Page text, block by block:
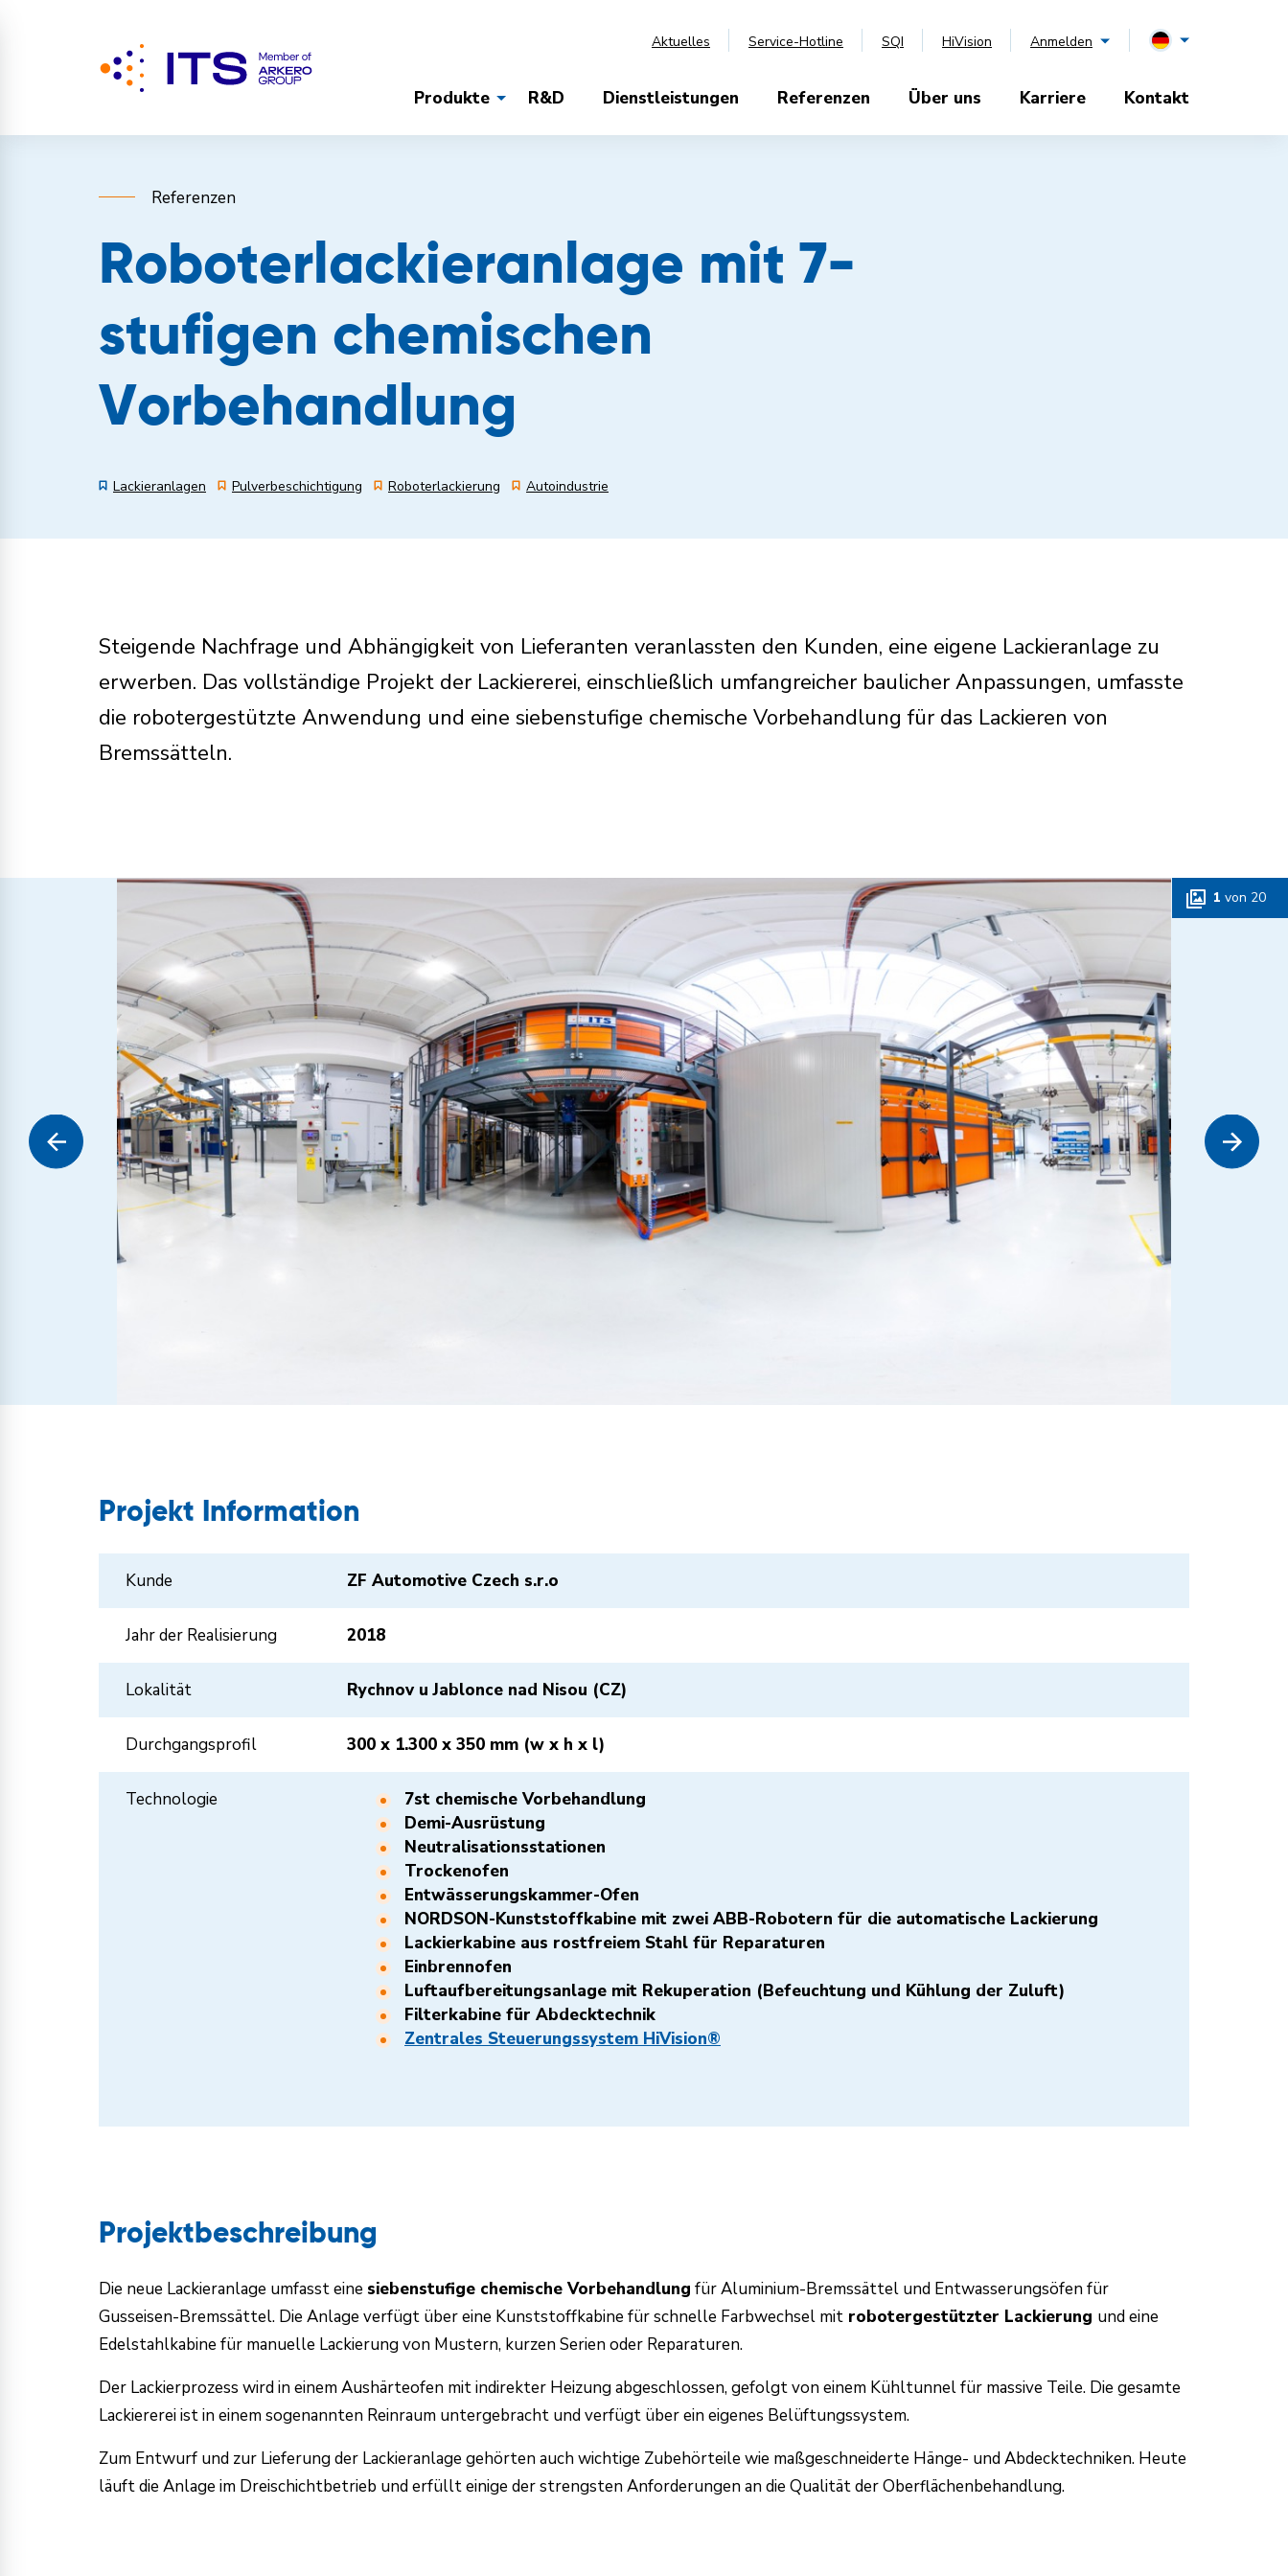
Aktuelles Service-Hotline SQI HiVision Anmelden
Produkte R&D Dienstleistungen Referenzen Über uns Karriere Kontakt
Referenzen
Roboterlackieranlage mit 7-
stufigen chemischen
Vorbehandlung
Lackieranlagen Pulverbeschichtigung Roboterlackierung Autoindustrie
Steigende Nachfrage und Abhängigkeit von Lieferanten veranlassten den Kunden, eine eigene Lackieranlage zu
erwerben. Das vollständige Projekt der Lackiererei, einschließlich umfangreicher baulicher Anpassungen, umfasste
die robotergestützte Anwendung und eine siebenstufige chemische Vorbehandlung für das Lackieren von
Bremssätteln.
1 von 20
Projekt Information
Kunde ZF Automotive Czech s.r.o
Jahr der Realisierung 2018
Lokalität Rychnov u Jablonce nad Nisou (CZ)
Durchgangsprofil 300 x 1.300 x 350 mm (w x h x l)
Technologie
7st chemische Vorbehandlung
Demi-Ausrüstung
Neutralisationsstationen
Trockenofen
Entwässerungskammer-Ofen
NORDSON-Kunststoffkabine mit zwei ABB-Robotern für die automatische Lackierung
Lackierkabine aus rostfreiem Stahl für Reparaturen
Einbrennofen
Luftaufbereitungsanlage mit Rekuperation (Befeuchtung und Kühlung der Zuluft)
Filterkabine für Abdecktechnik
Zentrales Steuerungssystem HiVision®
Projektbeschreibung
Die neue Lackieranlage umfasst eine siebenstufige chemische Vorbehandlung für Aluminium-Bremssättel und Entwasserungsöfen für
Gusseisen-Bremssättel. Die Anlage verfügt über eine Kunststoffkabine für schnelle Farbwechsel mit robotergestützter Lackierung und eine
Edelstahlkabine für manuelle Lackierung von Mustern, kurzen Serien oder Reparaturen.
Der Lackierprozess wird in einem Aushärteofen mit indirekter Heizung abgeschlossen, gefolgt von einem Kühltunnel für massive Teile. Die gesamte
Lackiererei ist in einem sogenannten Reinraum untergebracht und verfügt über ein eigenes Belüftungssystem.
Zum Entwurf und zur Lieferung der Lackieranlage gehörten auch wichtige Zubehörteile wie maßgeschneiderte Hänge- und Abdecktechniken. Heute
läuft die Anlage im Dreischichtbetrieb und erfüllt einige der strengsten Anforderungen an die Qualität der Oberflächenbehandlung.